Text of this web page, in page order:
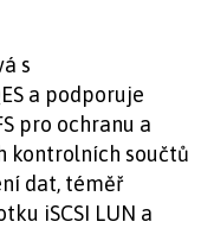
s
a podporuje
pro ochranu a
kontrolních součtů
dat, téměř
iSCSI LUN a